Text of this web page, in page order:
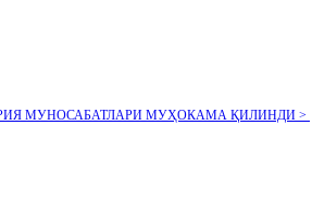
МУНОСАБАТЛАРИ МУҲОКАМА ҚИЛИНДИ >